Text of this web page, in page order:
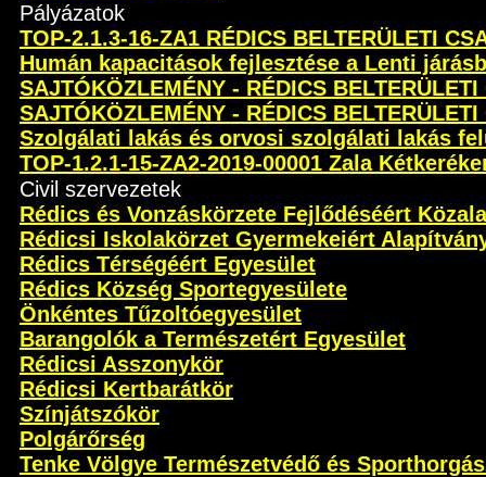
Pályázatok
TOP-2.1.3-16-ZA1 RÉDICS BELTERÜLETI
Humán kapacitások fejlesztése a Lenti
SAJTÓKÖZLEMÉNY - RÉDICS
SAJTÓKÖZLEMÉNY - RÉDICS
Szolgálati lakás és orvosi szolgálati lakás
TOP-1.2.1-15-ZA2-2019-00001 Zala
Civil szervezetek
Rédics és Vonzáskörzete Fejlődéséért
Rédicsi Iskolakörzet Gyermekeiért
Rédics Térségéért Egyesület
Rédics Község Sportegyesülete
Önkéntes Tűzoltóegyesület
Barangolók a Természetért Egyesület
Rédicsi Asszonykör
Rédicsi Kertbarátkör
Színjátszókör
Polgárőrség
Tenke Völgye Természetvédő és